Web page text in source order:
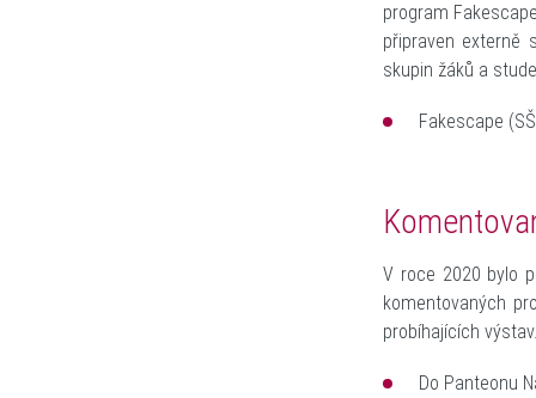
program
připraven externě
skupin žáků a
Fakescape
K
V roce 2020 bylo p
komentovaných
probíhajících
Do Panteonu